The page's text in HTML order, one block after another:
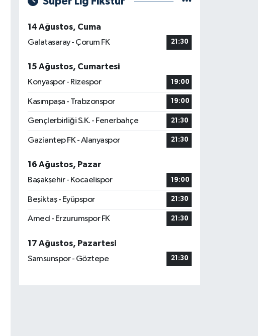
14 Ağustos, Cuma
Galatasaray - Çorum FK
21:30
15 Ağustos, Cumartesi
Konyaspor - Rizespor
19:00
Kasımpaşa - Trabzonspor 19:00
Gençlerbirliği S.K. - Fenerbahçe 21:30
Gaziantep FK - Alanyaspor 21:30
16 Ağustos, Pazar
Başakşehir - Kocaelispor
19:00
Beşiktaş - Eyüpspor 21:30
Amed - Erzurumspor FK 21:30
17 Ağustos, Pazartesi
Samsunspor - Göztepe
21:30